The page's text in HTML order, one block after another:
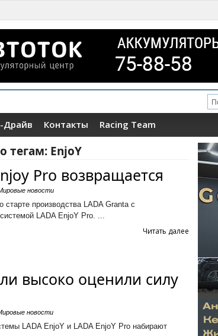
Драйв Контакты Racing Team
тегам: EnjoY
Pro возвращается
новости
старте производства LADA Granta с
LADA EnjoY Pro. ...
Читать далее
высоко оценили силу
новости
LADA EnjoY и LADA EnjoY Pro набирают